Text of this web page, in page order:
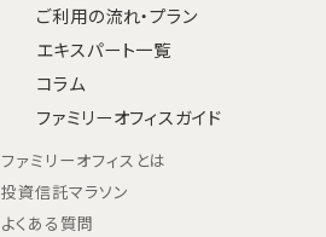
ご利用の流れ・プラン
エキスパート一覧
コラム
ファミリーオフィスガイド
ファミリーオフィスとは
投資信託マラソン
よくある質問